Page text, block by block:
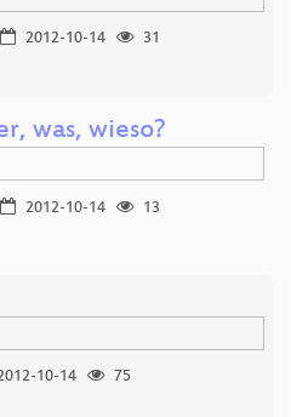
2012-10-14
31
was, wieso?
2012-10-14
13
10-14
75